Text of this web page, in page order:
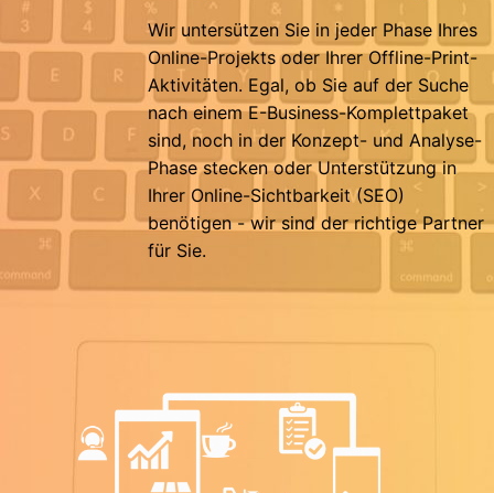
Wir untersützen Sie in jeder Phase Ihres
Online-Projekts oder Ihrer Offline-Print-
Aktivitäten. Egal, ob Sie auf der Suche
nach einem E-Business-Komplettpaket
sind, noch in der Konzept- und Analyse-
Phase stecken oder Unterstützung in
Ihrer Online-Sichtbarkeit (SEO)
benötigen - wir sind der richtige Partner
für Sie.